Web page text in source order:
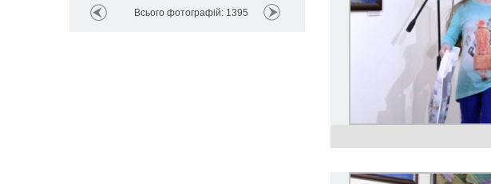
Всього фотографій: 1395